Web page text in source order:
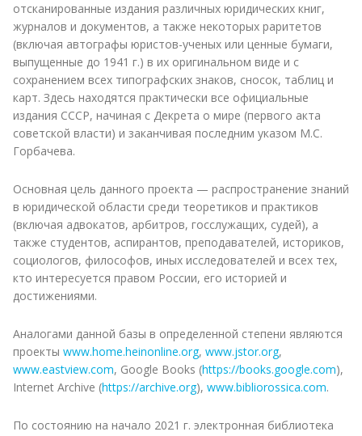
отсканированные издания различных юридических книг,
журналов и документов, а также некоторых раритетов
(включая автографы юристов-ученых или ценные бумаги,
выпущенные до 1941 г.) в их оригинальном виде и с
сохранением всех типографских знаков, сносок, таблиц и
карт. Здесь находятся практически все официальные
издания СССР, начиная с Декрета о мире (первого акта
советской власти) и заканчивая последним указом М.С.
Горбачева.
Основная цель данного проекта — распространение знаний
в юридической области среди теоретиков и практиков
(включая адвокатов, арбитров, госслужащих, судей), а
также студентов, аспирантов, преподавателей, историков,
социологов, философов, иных исследователей и всех тех,
кто интересуется правом России, его историей и
достижениями.
Аналогами данной базы в определенной степени являются
проекты www.home.heinonline.org, www.jstor.org,
www.eastview.com, Google Books (https://books.google.com),
Internet Archive (https://archive.org), www.bibliorossica.com.
По состоянию на начало 2021 г. электронная библиотека